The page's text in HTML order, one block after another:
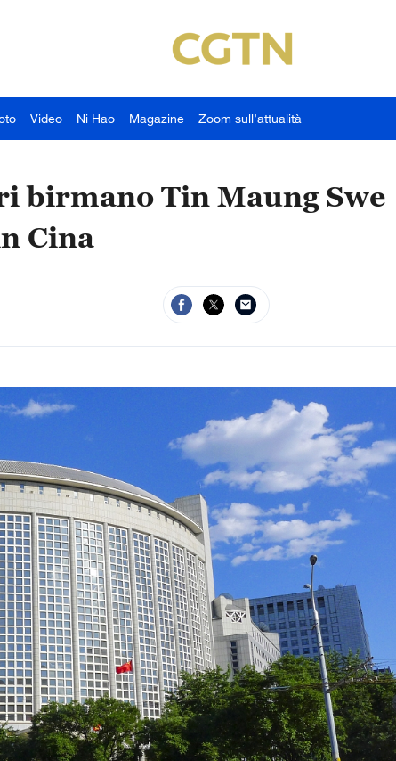
Video Ni Hao Magazine Zoom sull’attualità
birmano Tin Maung Swe
Cina